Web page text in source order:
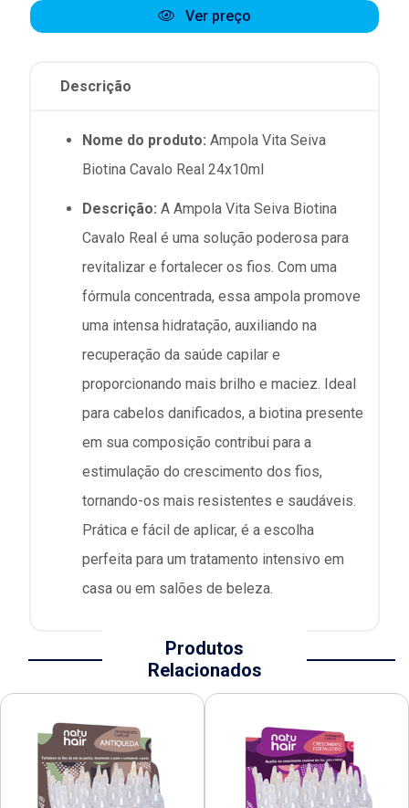
Ver preço
Descrição
Nome do produto: Ampola Vita Seiva
Biotina Cavalo Real 24x10ml
Descrição: A Ampola Vita Seiva Biotina
Cavalo Real é uma solução poderosa para
revitalizar e fortalecer os fios. Com uma
fórmula concentrada, essa ampola promove
uma intensa hidratação, auxiliando na
recuperação da saúde capilar e
proporcionando mais brilho e maciez. Ideal
para cabelos danificados, a biotina presente
em sua composição contribui para a
estimulação do crescimento dos fios,
tornando-os mais resistentes e saudáveis.
Prática e fácil de aplicar, é a escolha
perfeita para um tratamento intensivo em
casa ou em salões de beleza.
Produtos
Relacionados